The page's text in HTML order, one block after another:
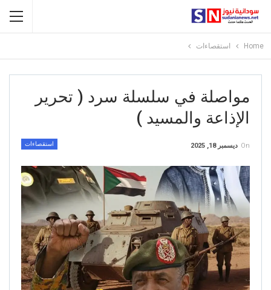
Home استقصاءات
مواصلة في سلسلة سرد ( تحرير
الإذاعة والمسيد )
استقصاءات On ديسمبر 18, 2025